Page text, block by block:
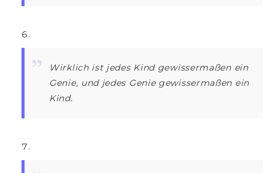
Wirklich ist jedes Kind gewissermaßen ein
Genie, und jedes Genie gewissermaßen ein
Kind.